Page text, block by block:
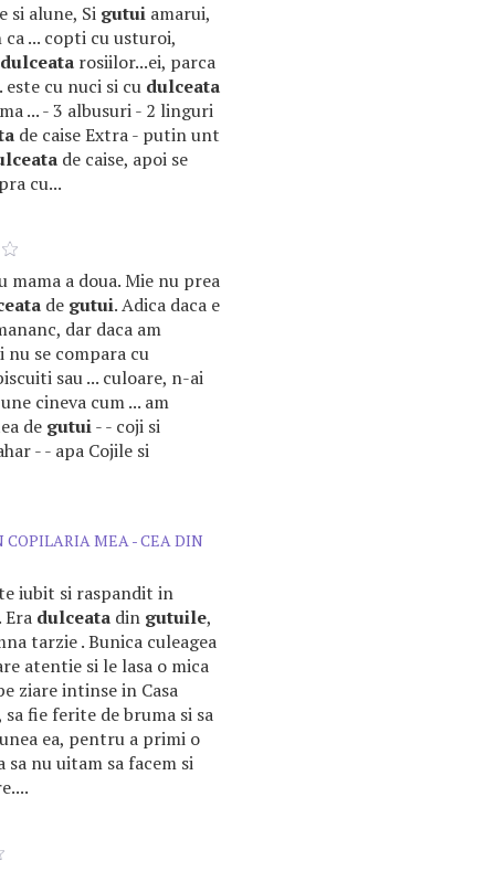
si alune, Si gutui amarui,
... copti cu usturoi,
dulceata rosiilor...ei, parca
cu nuci si cu dulceata
... - 3 albusuri - 2 linguri
de caise Extra - putin unt
de caise, apoi se
cu...
mama a doua. Mie nu prea
de gutui. Adica daca e
dar daca am
nu se compara cu
sau ... culoare, n-ai
cineva cum ... am
de gutui- - coji si
- - apa Cojile si
MEA - CEA DIN
iubit si raspandit in
Era dulceata din gutuile,
tarzie . Bunica culeagea
atentie si le lasa o mica
ziare intinse in Casa
sa fie ferite de bruma si sa
ea, pentru a primi o
nu uitam sa facem si